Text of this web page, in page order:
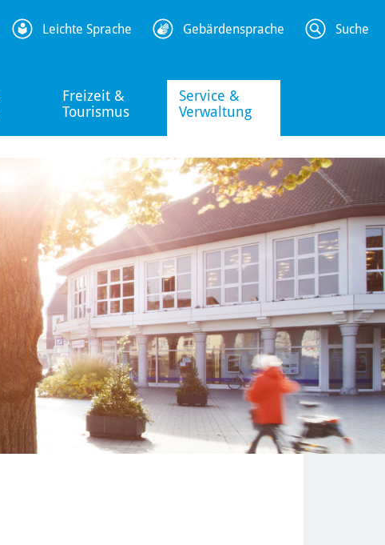
Freizeit &
Tourismus
Service &
Verwaltung
Leichte Sprache Gebärdensprache Suche